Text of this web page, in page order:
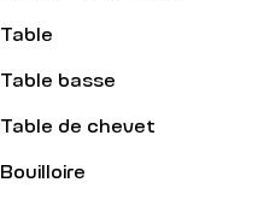
Table
Table basse
Table de chevet
Bouilloire